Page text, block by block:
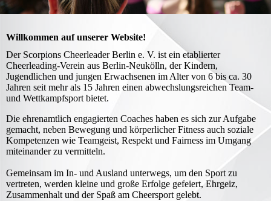
Willkommen auf unserer Website!
Der Scorpions Cheerleader Berlin e. V. ist ein etablierter
Cheerleading-Verein aus Berlin-Neukölln, der Kindern,
Jugendlichen und jungen Erwachsenen im Alter von 6 bis ca. 30
Jahren seit mehr als 15 Jahren einen abwechslungsreichen Team-
und Wettkampfsport bietet.
Die ehrenamtlich engagierten Coaches haben es sich zur Aufgabe
gemacht, neben Bewegung und körperlicher Fitness auch soziale
Kompetenzen wie Teamgeist, Respekt und Fairness im Umgang
miteinander zu vermitteln.
Gemeinsam im In- und Ausland unterwegs, um den Sport zu
vertreten, werden kleine und große Erfolge gefeiert, Ehrgeiz,
Zusammenhalt und der Spaß am Cheersport gelebt.